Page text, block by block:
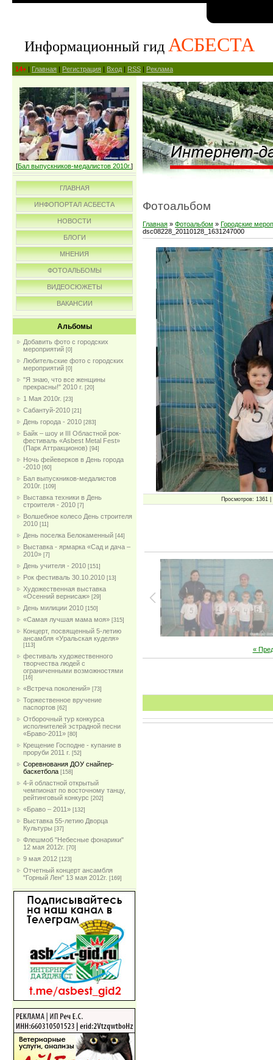
Информационный гид АСБЕСТА
14+ | Главная | Регистрация | Вход | RSS | Реклама
[Бал выпускников-медалистов 2010г.]
ГЛАВНАЯ
ИНФОПОРТАЛ АСБЕСТА
НОВОСТИ
БЛОГИ
МНЕНИЯ
ФОТОАЛЬБОМЫ
ВИДЕОСЮЖЕТЫ
ВАКАНСИИ
Альбомы
Добавить фото с городских
мероприятий [0]
Любительские фото с городских
мероприятий [0]
"Я знаю, что все женщины
прекрасны!" 2010 г. [20]
1 Мая 2010г. [23]
Сабантуй-2010 [21]
День города - 2010 [283]
Байк – шоу и III Областной рок-
фестиваль «Asbest Metal Fest»
(Парк Аттракционов) [94]
Ночь фейеверков в День города
-2010 [60]
Бал выпускников-медалистов
2010г. [109]
Выставка техники в День
строителя - 2010 [7]
Волшебное колесо День строителя
2010 [11]
День поселка Белокаменный [44]
Выставка - ярмарка «Сад и дача –
2010» [7]
День учителя - 2010 [151]
Рок фестиваль 30.10.2010 [13]
Художественная выставка
«Осенний вернисаж» [29]
День милиции 2010 [150]
«Самая лучшая мама моя» [315]
Концерт, посвященный 5-летию
ансамбля «Уральская куделя»
[113]
фестиваль художественного
творчества людей с
ограниченными возможностями
[16]
«Встреча поколений» [73]
Торжественное вручение
паспортов [62]
Отборочный тур конкурса
исполнителей эстрадной песни
«Браво-2011» [80]
Крещение Господне - купание в
проруби 2011 г. [52]
Соревнования ДОУ снайпер-
баскетбола [158]
4-й областной открытый
чемпионат по восточному танцу,
рейтинговый конкурс [202]
«Браво – 2011» [132]
Выставка 55-летию Дворца
Культуры [37]
Флешмоб "Небесные фонарики"
12 мая 2012г. [70]
9 мая 2012 [123]
Отчетный концерт ансамбля
"Горный Лен" 13 мая 2012г. [169]
Фотоальбом
Главная » Фотоальбом » Городские
dsc08228_20110128_1631247000
Просмотров: 1361
«